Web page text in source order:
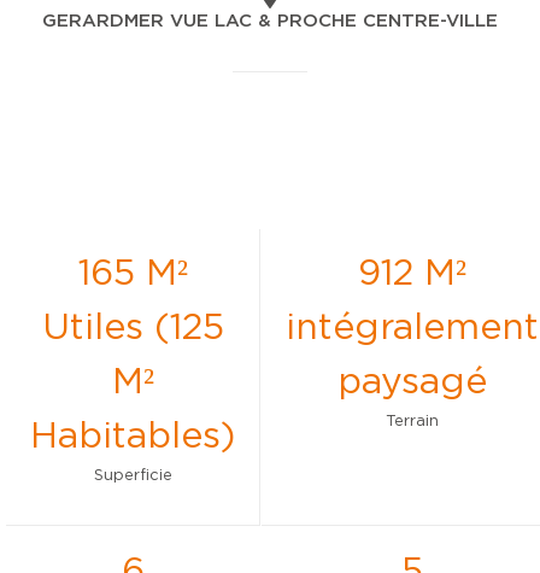
GERARDMER VUE LAC & PROCHE CENTRE-VILLE
165 M²
Utiles (125
M²
Habitables)
Superficie
912 M²
intégralement
paysagé
Terrain